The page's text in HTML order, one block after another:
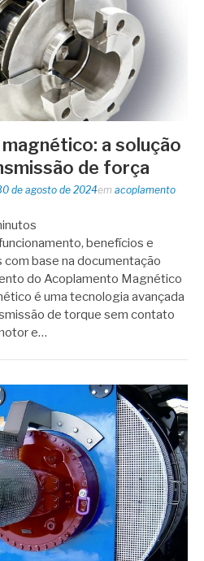
a solução
de força
de agosto de 2024em acoplamento
benefícios e
com base na documentação
do Acoplamento Magnético
é uma tecnologia avançada
de torque sem contato
e…